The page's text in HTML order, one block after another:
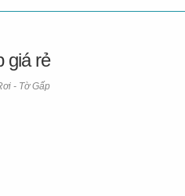
giá rẻ
- Tờ Gấp